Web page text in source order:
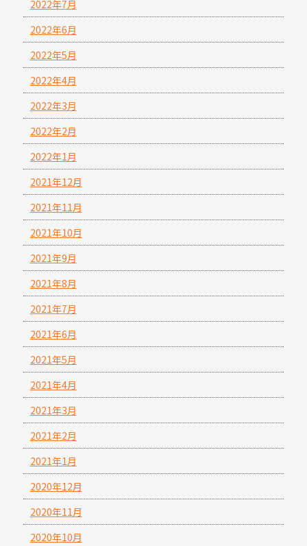
2022年7月
2022年6月
2022年5月
2022年4月
2022年3月
2022年2月
2022年1月
2021年12月
2021年11月
2021年10月
2021年9月
2021年8月
2021年7月
2021年6月
2021年5月
2021年4月
2021年3月
2021年2月
2021年1月
2020年12月
2020年11月
2020年10月